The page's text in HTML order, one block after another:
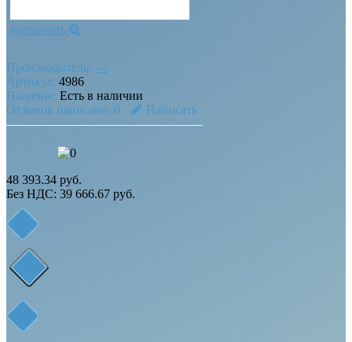
увеличить
Производитель: ---
Артикул: 4986
Наличие: Есть в наличии
Отзывов написано: 0 Написать
48 393.34 руб.
Без НДС: 39 666.67 руб.